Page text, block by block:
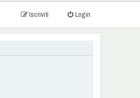
Login
Iscriviti